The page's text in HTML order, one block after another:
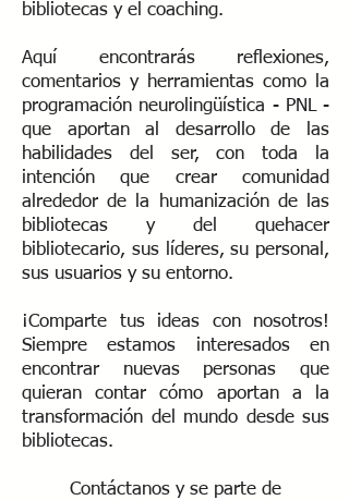
bibliotecas y el coaching.
Aquí encontrarás reflexiones,
comentarios y herramientas como la
programación neurolingüística - PNL -
que aportan al desarrollo de las
habilidades del ser, con toda la
intención que crear comunidad
alrededor de la humanización de las
bibliotecas y del quehacer
bibliotecario, sus líderes, su personal,
sus usuarios y su entorno.
¡Comparte tus ideas con nosotros!
Siempre estamos interesados ​​en
encontrar nuevas personas que
quieran contar cómo aportan a la
transformación del mundo desde sus
bibliotecas.
Contáctanos y se parte de